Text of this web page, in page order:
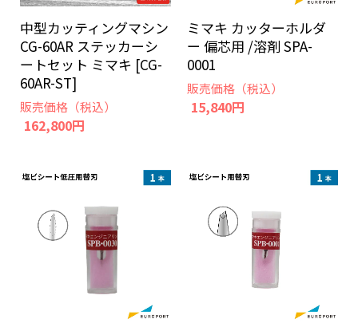
中型カッティングマシン
CG-60AR ステッカーシ
ートセット ミマキ [CG-
60AR-ST]
販売価格（税込）
162,800円
ミマキ カッターホルダ
ー 偏芯用 /溶剤 SPA-
0001
販売価格（税込）
15,840円